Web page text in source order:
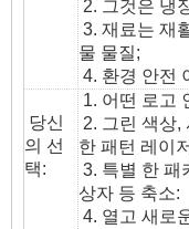
2. 그것은 냉
3. 재료는 재
물 물질;
4. 환경 안전
당신
의 선
택:
1. 어떤 로고
2. 그린 색상,
한 패턴 레이
3. 특별 한 패
상자 등 축소:
4. 열고 새로